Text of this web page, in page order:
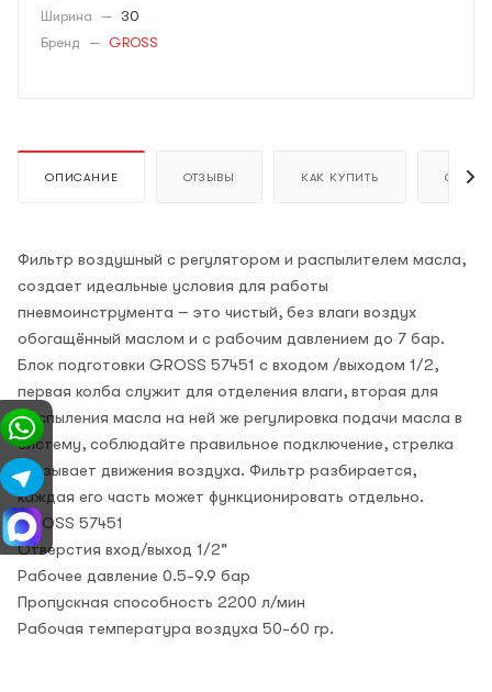
Ширина — 30
Бренд — GROSS
ОПИСАНИЕ ОТЗЫВЫ КАК КУПИТЬ ОПЛАТА
Фильтр воздушный с регулятором и распылителем масла,
создает идеальные условия для работы
пневмоинструмента – это чистый, без влаги воздух
обогащённый маслом и с рабочим давлением до 7 бар.
Блок подготовки GROSS 57451 с входом /выходом 1/2,
первая колба служит для отделения влаги, вторая для
распыления масла на ней же регулировка подачи масла в
систему, соблюдайте правильное подключение, стрелка
указывает движения воздуха. Фильтр разбирается,
каждая его часть может функционировать отдельно.
GROSS 57451
Отверстия вход/выход 1/2"
Рабочее давление 0.5-9.9 бар
Пропускная способность 2200 л/мин
Рабочая температура воздуха 50-60 гр.